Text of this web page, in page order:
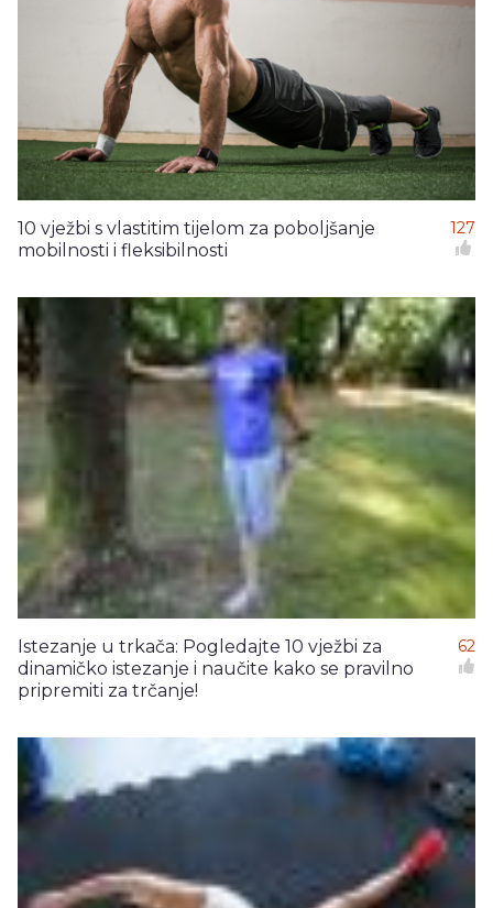
10 vježbi s vlastitim tijelom za poboljšanje
mobilnosti i fleksibilnosti
127
Istezanje u trkača: Pogledajte 10 vježbi za
dinamičko istezanje i naučite kako se pravilno
pripremiti za trčanje!
62